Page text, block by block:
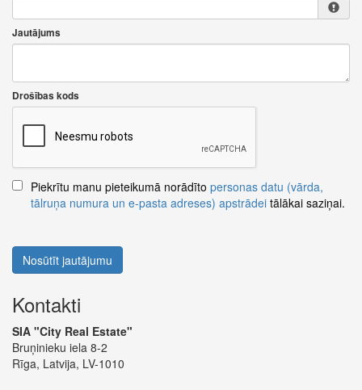
Jautājums
Drošības kods
Piekrītu manu pieteikumā norādīto personas datu (vārda,
tālruņa numura un e-pasta adreses) apstrādei tālākai saziņai.
Nosūtīt jautājumu
Kontakti
SIA "City Real Estate"
Bruņinieku iela 8-2
Rīga, Latvija, LV-1010